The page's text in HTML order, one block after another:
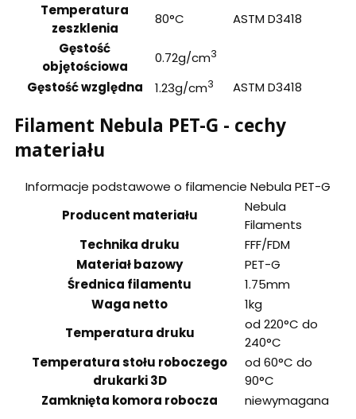
Temperatura
zeszklenia
80°C
ASTM D3418
Gęstość
objętościowa
0.72g/cm3
Gęstość względna 1.23g/cm3 ASTM D3418
Filament Nebula PET-G - cechy
materiału
Informacje podstawowe o filamencie Nebula PET-G
Producent materiału
Nebula
Filaments
Technika druku
FFF/FDM
Materiał bazowy
PET-G
Średnica filamentu
1.75mm
Waga netto
1kg
Temperatura druku
od 220°C do
240°C
Temperatura stołu roboczego
drukarki 3D
od 60°C do
90°C
Zamknięta komora robocza
niewymagana